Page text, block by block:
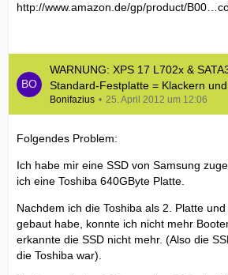
http://www.amazon.de/gp/product/
WARNUNG: XPS 17 L702x &
Standard-Festplatte = Klackern
Bonifazius 25. April 2012 um 12:06
Folgendes Problem:
Ich habe mir eine SSD von Samsung
ich eine Toshiba 640GByte Platte.
Nachdem ich die Toshiba als 2. Platte
gebaut habe, konnte ich nicht mehr
erkannte die SSD nicht mehr. (Also die
die Toshiba war).